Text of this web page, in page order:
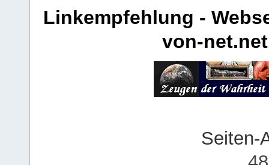
Linkempfehlung -
von-net.net
Seiten-